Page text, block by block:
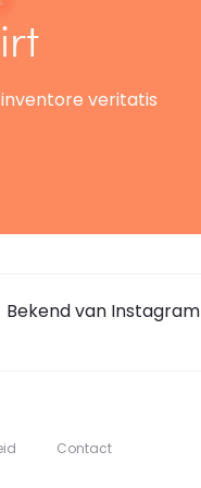
veritatis
Bekend van Instagram
Contact